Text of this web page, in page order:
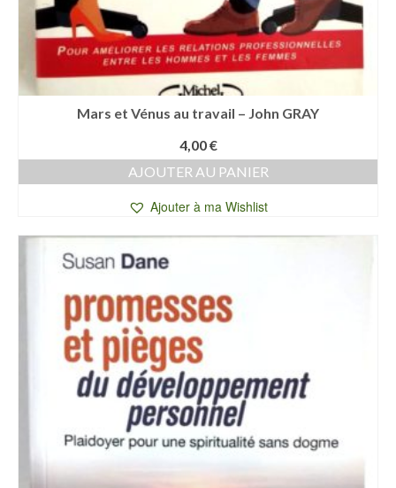
Mars et Vénus au travail – John GRAY
4,00€
AJOUTER AU PANIER
Ajouter à ma Wishlist